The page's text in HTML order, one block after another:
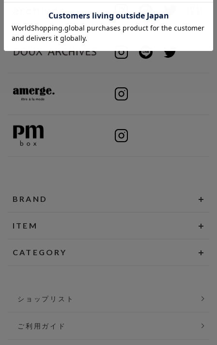
BRAND
ITEM
CATEGORY
ショップリスト
ご利用ガイド